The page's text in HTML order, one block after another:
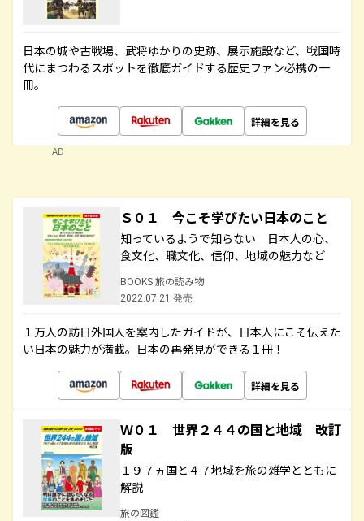
日本の城や古戦場、武将ゆかりの史跡、展示施設など、戦国時
代にまつわるスポットを徹底ガイドする歴史ファン必携の一
冊。
詳細を見る
AD
Ｓ０１ 今こそ学びたい日本のこと
知っているようで知らない 日本人の心、
食文化、職文化、信仰、地域の魅力など
BOOKS 旅の読み物
2022.07.21 発売
１万人の訪日外国人を案内したガイドが、日本人にこそ伝えた
い日本の魅力が満載。日本の再発見ができる１冊！
詳細を見る
Ｗ０１ 世界２４４の国と地域 改訂
版
１９７ヵ国と４７地域を旅の雑学とともに
解説
旅の図鑑